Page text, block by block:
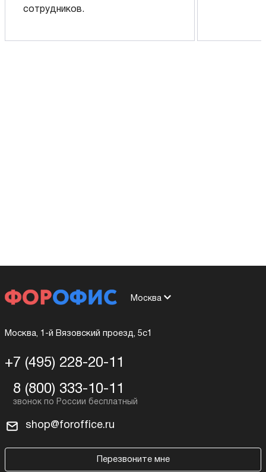
сотрудников.
Москва
Москва, 1-й Вязовский проезд, 5с1
+7 (495) 228-20-11
8 (800) 333-10-11
shop@foroffice.ru
Перезвоните мне